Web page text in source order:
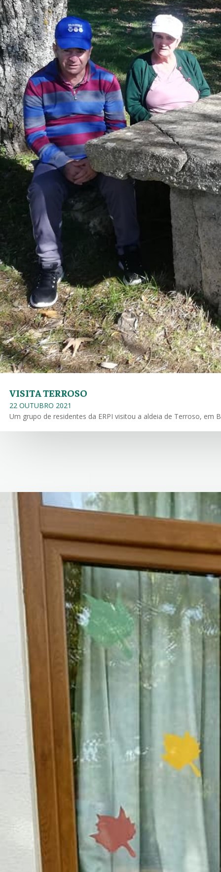
VISITA TERROSO
22 OUTUBRO 2021
Um grupo de residentes da ERPI visitou a aldeia de Terroso, em